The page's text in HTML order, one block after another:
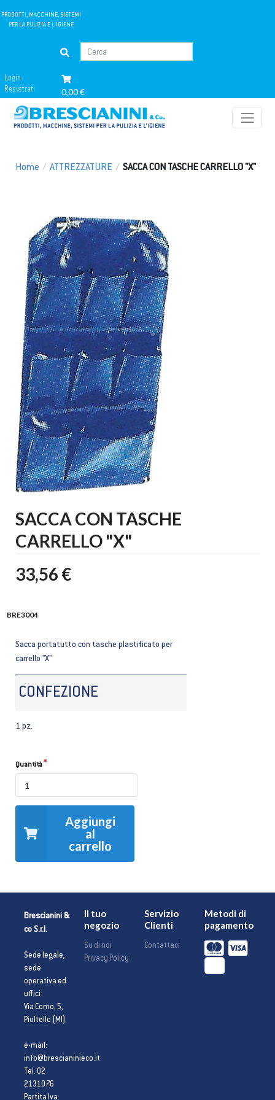
PRODOTTI, MACCHINE, SISTEMI
PER LA PULIZIA E L'IGIENE
Login
Registrati
0,00 €
Home / ATTREZZATURE / SACCA CON TASCHE CARRELLO "X"
SACCA CON TASCHE
CARRELLO "X"
33,56 €
BRE3004
Sacca portatutto con tasche plastificato per
carrello "X"
CONFEZIONE
1 pz.
Quantità
Aggiungi
al
carrello
Brescianini &
co S.r.l.
Sede legale,
sede
operativa ed
uffici:
Via Como, 5,
Pioltello (MI)
e-mail:
info@brescianinieco.it
Tel. 02
2131076
Partita Iva:
Il tuo
negozio
Su di noi
Privacy Policy
Servizio
Clienti
Contattaci
Metodi di
pagamento